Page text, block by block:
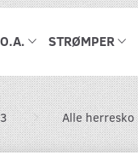
STRØMPER
Alle herresko